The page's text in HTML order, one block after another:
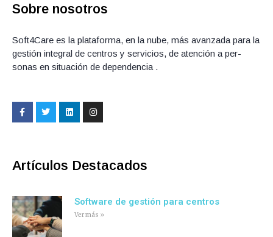
Sobre nosotros
Soft4Care es la plataforma, en la nube, más avanzada para la
gestión integral de centros y servicios, de atención a per­
sonas en situación de dependencia .
F
a
c
k
w
i
i
n
n
s
a
Artículos Destacados
Software de gestión para centros
Ver más »